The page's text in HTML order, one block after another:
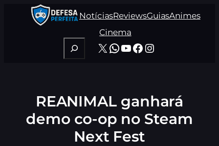
NotíciasReviewsGuiasAnimes
Cinema
Pesquisar
X WhatsApp
Youtube
Facebook
Instagram
REANIMAL ganhará
demo co-op no Steam
Next Fest